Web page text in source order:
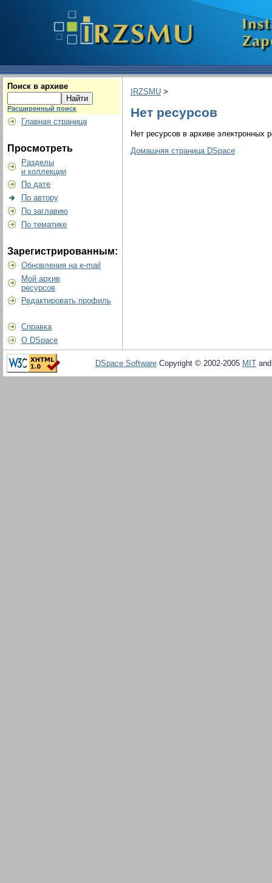
Поиск в архиве
Расширенный поиск
Главная страница
Просмотреть
Разделы
и коллекции
По дате
По автору
По заглавию
По тематике
Зарегистрированным:
Обновления на e-mail
Мой архив
ресурсов
Редактировать профиль
Справка
О DSpace
IRZSMU >
Нет ресурсов
Нет ресурсов в архиве электронных
Домашняя страница DSpace
DSpace Software Copyright © 2002-2005 MIT